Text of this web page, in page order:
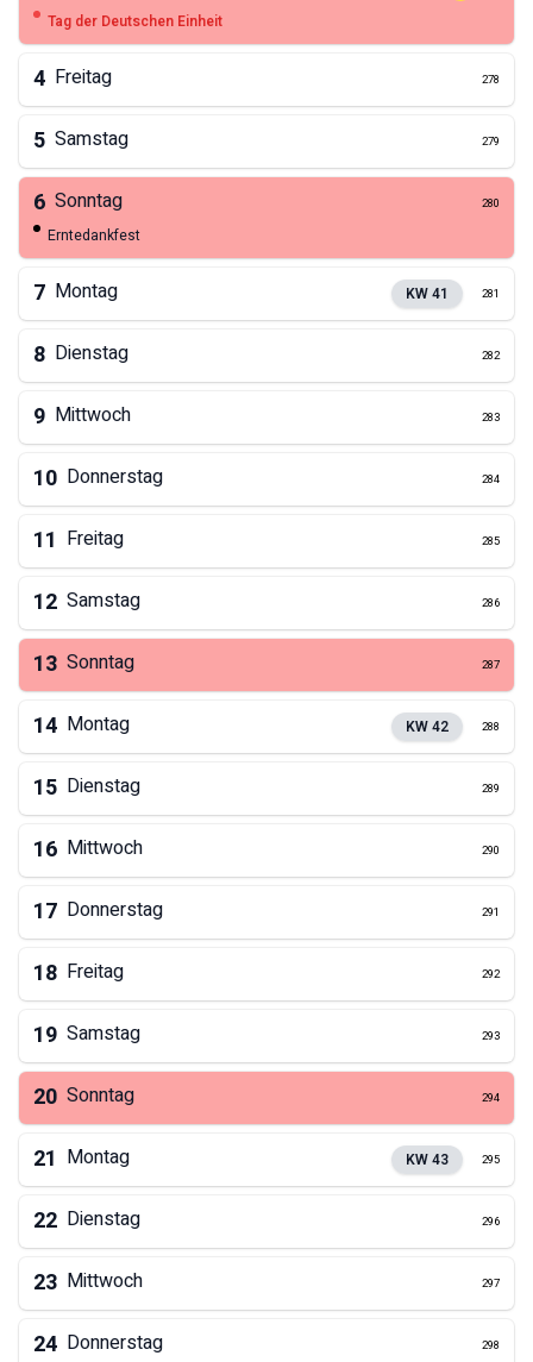
Tag der Deutschen Einheit
4 Freitag 278
5 Samstag 279
6 Sonntag 280
Erntedankfest
7 Montag KW41 281
8 Dienstag 282
9 Mittwoch 283
10 Donnerstag 284
11 Freitag 285
12 Samstag 286
13 Sonntag 287
14 Montag KW42 288
15 Dienstag 289
16 Mittwoch 290
17 Donnerstag 291
18 Freitag 292
19 Samstag 293
20 Sonntag 294
21 Montag KW43 295
22 Dienstag 296
23 Mittwoch 297
24 Donnerstag 298